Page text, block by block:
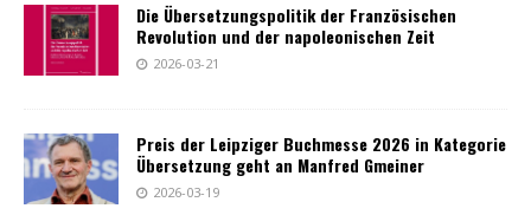
Die Übersetzungspolitik der Französischen
Revolution und der napoleonischen Zeit
2026-03-21
Preis der Leipziger Buchmesse 2026 in Kategorie
Übersetzung geht an Manfred Gmeiner
2026-03-19